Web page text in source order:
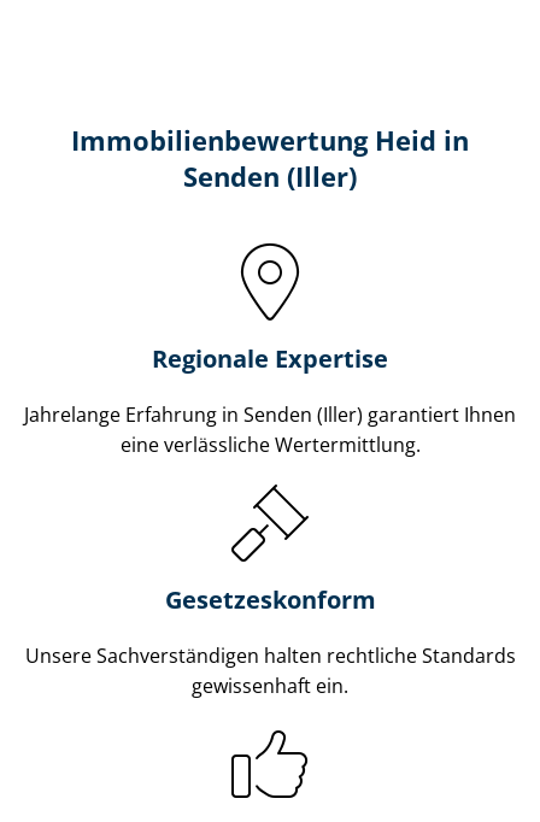
Immobilien­bewertung Heid in
Senden (Iller)
Regionale Expertise
Jahrelange Erfahrung in Senden (Iller) garantiert Ihnen
eine verlässliche Wertermittlung.
Gesetzes­konform
Unsere Sach­ver­stän­di­gen halten rechtliche Standards
gewissenhaft ein.